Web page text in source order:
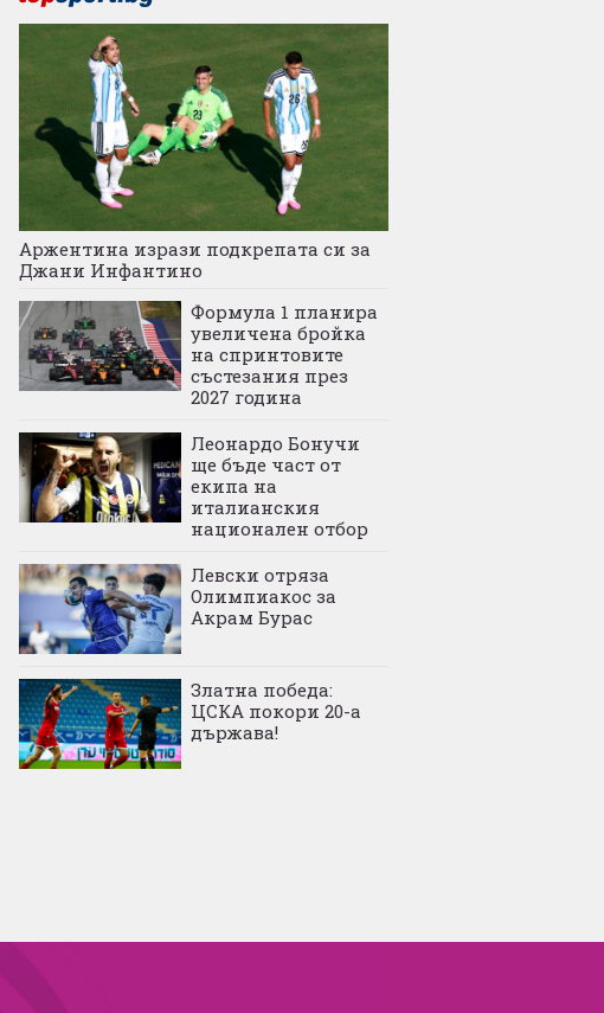
Аржентина изрази подкрепата си за
Джани Инфантино
Формула 1 планира
увеличена бройка
на спринтовите
състезания през
2027 година
Леонардо Бонучи
ще бъде част от
екипа на
италианския
национален отбор
Левски отряза
Олимпиакос за
Акрам Бурас
Златна победа:
ЦСКА покори 20-а
държава!